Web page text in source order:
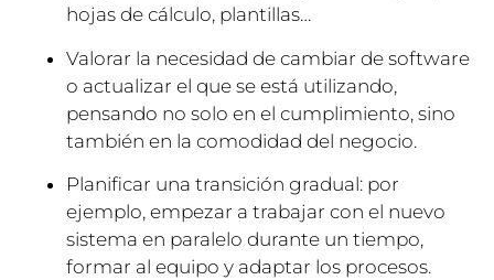
hojas de cálculo, plantillas…
Valorar la necesidad de cambiar de software
o actualizar el que se está utilizando,
pensando no solo en el cumplimiento, sino
también en la comodidad del negocio.
Planificar una transición gradual: por
ejemplo, empezar a trabajar con el nuevo
sistema en paralelo durante un tiempo,
formar al equipo y adaptar los procesos.